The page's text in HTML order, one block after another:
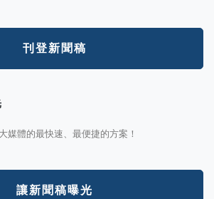
刊登新聞稿
媒體的最快速、最便捷的方案！
讓新聞稿曝光